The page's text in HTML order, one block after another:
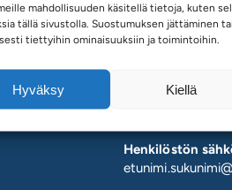
mahdollisuuden käsitellä tietoja, kuten
tällä sivustolla. Suostumuksen jättäminen
tiettyihin ominaisuuksiin ja toimintoihin.
Hyväksy Kiellä
Rantasalmen
Henkilöstön